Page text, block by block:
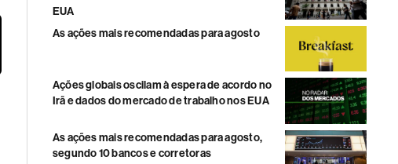
EUA
As ações mais recomendadas para agosto
Ações globais oscilam à espera de acordo no
Irã e dados do mercado de trabalho nos EUA
As ações mais recomendadas para agosto,
segundo 10 bancos e corretoras